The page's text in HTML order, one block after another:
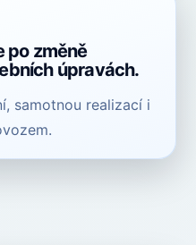
po změně
úpravách.
samotnou realizací i